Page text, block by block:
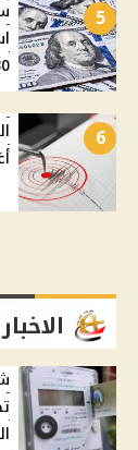
5
6